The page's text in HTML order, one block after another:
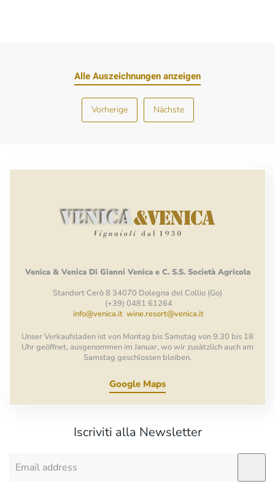
Alle Auszeichnungen anzeigen
Vorherige Nächste
Venica & Venica Di Gianni Venica e C. S.S. Società Agricola
Standort Cerò 8 34070 Dolegna del Collio (Go)
(+39) 0481 61264
info@venica.it wine.resort@venica.it
Unser Verkaufsladen ist von Montag bis Samstag von 9.30 bis 18
Uhr geöffnet, ausgenommen im Januar, wo wir zusätzlich auch am
Samstag geschlossen bleiben.
Google Maps
Iscriviti alla Newsletter